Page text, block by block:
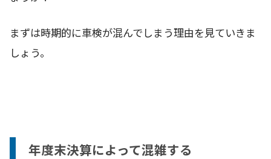
まずは時期的に車検が混んでしまう理由を見ていきま
しょう。
年度末決算によって混雑する